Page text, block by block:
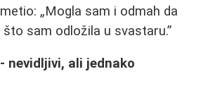
„Mogla sam i odmah da
sam odložila u svastaru.”
nevidljivi, ali jednako